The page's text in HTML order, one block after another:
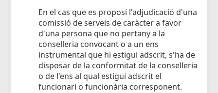
En el cas que es proposi l'adjudicació d'una
comissió de serveis de caràcter a favor
d'una persona que no pertany a la
conselleria convocant o a un ens
instrumental que hi estigui adscrit, s'ha de
disposar de la conformitat de la conselleria
o de l'ens al qual estigui adscrit el
funcionari o funcionària corresponent.